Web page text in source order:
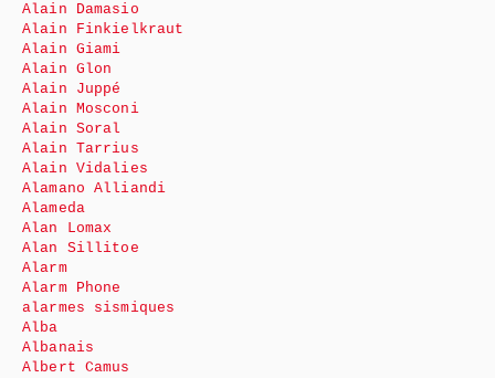
Alain Damasio
Alain Finkielkraut
Alain Giami
Alain Glon
Alain Juppé
Alain Mosconi
Alain Soral
Alain Tarrius
Alain Vidalies
Alamano Alliandi
Alameda
Alan Lomax
Alan Sillitoe
Alarm
Alarm Phone
alarmes sismiques
Alba
Albanais
Albert Camus